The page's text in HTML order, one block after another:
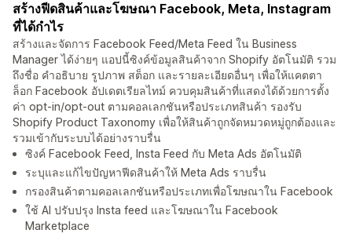
สร้างฟีดสินค้าและโฆษณา Facebook, Meta, Instagram
ที่ได้กำไร
สร้างและจัดการ Facebook Feed/Meta Feed ใน Business
Manager ได้ง่ายๆ แอปนี้ซิงค์ข้อมูลสินค้าจาก Shopify อัตโนมัติ รวม
ถึงชื่อ คำอธิบาย รูปภาพ สต็อก และรายละเอียดอื่นๆ เพื่อให้แคตตา
ล็อก Facebook อัปเดตเรียลไทม์ ควบคุมสินค้าที่แสดงได้ด้วยการตั้ง
ค่า opt-in/opt-out ตามคอลเลกชันหรือประเภทสินค้า รองรับ
Shopify Product Taxonomy เพื่อให้สินค้าถูกจัดหมวดหมู่ถูกต้องและ
รวมเข้ากับระบบได้อย่างราบรื่น
ซิงค์ Facebook Feed, Insta Feed กับ Meta Ads อัตโนมัติ
ระบุและแก้ไขปัญหาฟีดสินค้าให้ Meta Ads ราบรื่น
กรองสินค้าตามคอลเลกชันหรือประเภทเพื่อโฆษณาใน Facebook
ใช้ AI ปรับปรุง Insta feed และโฆษณาใน Facebook
Marketplace